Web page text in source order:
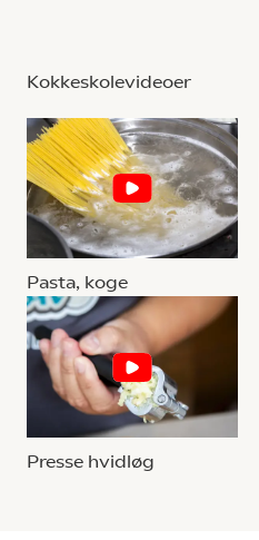
Kokkeskolevideoer
Pasta, koge
Presse hvidløg